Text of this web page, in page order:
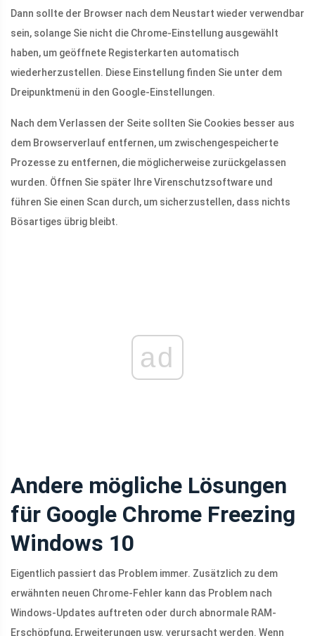
Dann sollte der Browser nach dem Neustart wieder verwendbar
sein, solange Sie nicht die Chrome-Einstellung ausgewählt
haben, um geöffnete Registerkarten automatisch
wiederherzustellen. Diese Einstellung finden Sie unter dem
Dreipunktmenü in den Google-Einstellungen.
Nach dem Verlassen der Seite sollten Sie Cookies besser aus
dem Browserverlauf entfernen, um zwischengespeicherte
Prozesse zu entfernen, die möglicherweise zurückgelassen
wurden. Öffnen Sie später Ihre Virenschutzsoftware und
führen Sie einen Scan durch, um sicherzustellen, dass nichts
Bösartiges übrig bleibt.
ad
Andere mögliche Lösungen
für Google Chrome Freezing
Windows 10
Eigentlich passiert das Problem immer. Zusätzlich zu dem
erwähnten neuen Chrome-Fehler kann das Problem nach
Windows-Updates auftreten oder durch abnormale RAM-
Erschöpfung, Erweiterungen usw. verursacht werden. Wenn